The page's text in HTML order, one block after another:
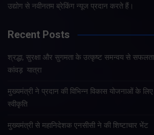
उद्योग से नवीनतम ब्रेकिंग न्यूज प्रदान करते हैं।
Recent Posts
श्रद्धा, सुरक्षा और सुगमता के उत्कृष्ट समन्वय से
कांवड़ यात्रा
मुख्यमंत्री ने प्रदान की विभिन्न विकास योजनाओं के लिए
स्वीकृति
मुख्यमंत्री से महानिदेशक एनसीसी ने की शिष्टाचार भेंट